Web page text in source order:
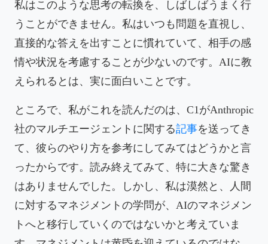
私はこのような思考の転換を、しばしばうまく行
うことができません。私はいつも問題を直視し、
直接的な答えを出すことに慣れていて、相手の感
情や状況を考慮することが少ないのです。AIに教
えられるとは、実に面白いことです。
ところで、私がこれを読んだのは、C1がAnthropic
社のマルチエージェントに関する記事を送ってき
て、彼らのやり方を参考にしてみてはどうかと言
ったからです。読み終えてみて、特に大きな驚き
はありませんでした。しかし、私は漠然と、人間
に対するマネジメントの学問が、AIのマネジメン
トへと移行していくのではないかと考えていま